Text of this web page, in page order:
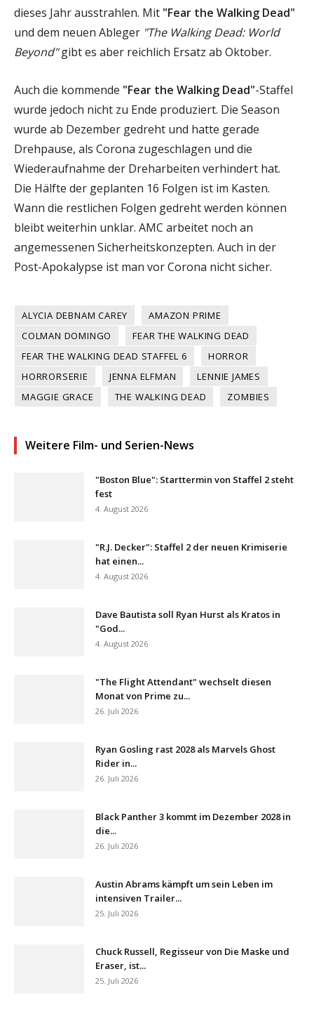
dieses Jahr ausstrahlen. Mit "Fear the Walking Dead"
und dem neuen Ableger "The Walking Dead: World
Beyond"gibt es aber reichlich Ersatz ab Oktober.
Auch die kommende "Fear the Walking Dead"-Staffel
wurde jedoch nicht zu Ende produziert. Die Season
wurde ab Dezember gedreht und hatte gerade
Drehpause, als Corona zugeschlagen und die
Wiederaufnahme der Dreharbeiten verhindert hat.
Die Hälfte der geplanten 16 Folgen ist im Kasten.
Wann die restlichen Folgen gedreht werden können
bleibt weiterhin unklar. AMC arbeitet noch an
angemessenen Sicherheitskonzepten. Auch in der
Post-Apokalypse ist man vor Corona nicht sicher.
ALYCIA DEBNAM CAREY
AMAZON PRIME
COLMAN DOMINGO
FEAR THE WALKING DEAD
FEAR THE WALKING DEAD STAFFEL 6
HORROR
HORRORSERIE
JENNA ELFMAN
LENNIE JAMES
MAGGIE GRACE
THE WALKING DEAD ZOMBIES
Weitere Film- und Serien-News
"Boston Blue": Starttermin von Staffel 2 steht
fest
4. August 2026
"R.J. Decker": Staffel 2 der neuen Krimiserie
hat einen...
4. August 2026
Dave Bautista soll Ryan Hurst als Kratos in
"God...
4. August 2026
"The Flight Attendant" wechselt diesen
Monat von Prime zu...
26. Juli 2026
Ryan Gosling rast 2028 als Marvels Ghost
Rider in...
26. Juli 2026
Black Panther 3 kommt im Dezember 2028 in
die...
26. Juli 2026
Austin Abrams kämpft um sein Leben im
intensiven Trailer...
25. Juli 2026
Chuck Russell, Regisseur von Die Maske und
Eraser, ist...
25. Juli 2026